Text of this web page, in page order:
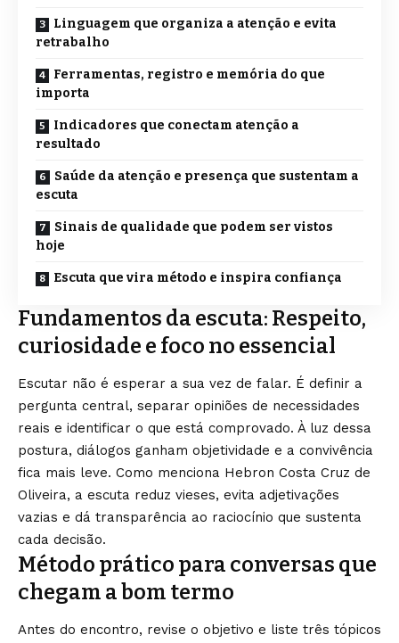
Linguagem que organiza a atenção e evita
retrabalho
Ferramentas, registro e memória do que
importa
Indicadores que conectam atenção a
resultado
Saúde da atenção e presença que sustentam a
escuta
Sinais de qualidade que podem ser vistos
hoje
Escuta que vira método e inspira confiança
Fundamentos da escuta: Respeito,
curiosidade e foco no essencial
Escutar não é esperar a sua vez de falar. É definir a
pergunta central, separar opiniões de necessidades
reais e identificar o que está comprovado. À luz dessa
postura, diálogos ganham objetividade e a convivência
fica mais leve. Como menciona Hebron Costa Cruz de
Oliveira, a escuta reduz vieses, evita adjetivações
vazias e dá transparência ao raciocínio que sustenta
cada decisão.
Método prático para conversas que
chegam a bom termo
Antes do encontro, revise o objetivo e liste três tópicos